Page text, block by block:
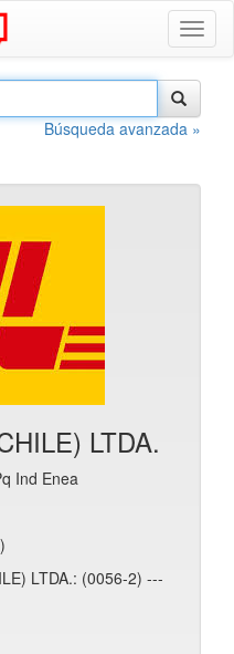
Búsqueda avanzada »
LTDA.
Ind Enea
LTDA.: (0056-2) ---